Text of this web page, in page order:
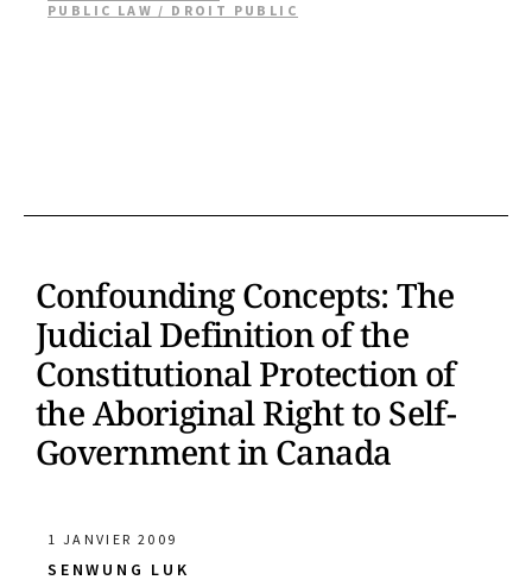
PUBLIC LAW / DROIT PUBLIC
Confounding Concepts: The
Judicial Definition of the
Constitutional Protection of
the Aboriginal Right to Self-
Government in Canada
1 JANVIER 2009
SENWUNG LUK